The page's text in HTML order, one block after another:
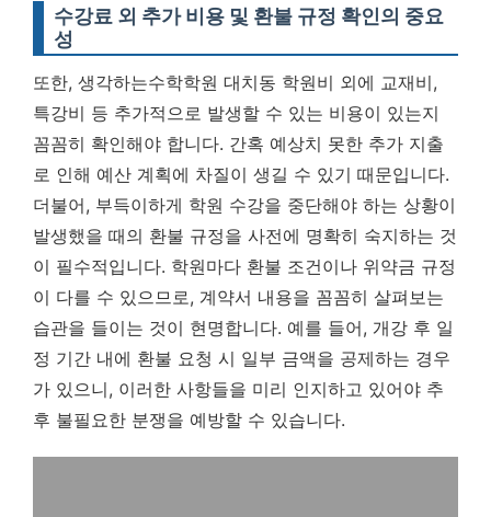
수강료 외 추가 비용 및 환불 규정 확인의 중요
성
또한, 생각하는수학학원 대치동 학원비 외에 교재비,
특강비 등 추가적으로 발생할 수 있는 비용이 있는지
꼼꼼히 확인해야 합니다. 간혹 예상치 못한 추가 지출
로 인해 예산 계획에 차질이 생길 수 있기 때문입니다.
더불어, 부득이하게 학원 수강을 중단해야 하는 상황이
발생했을 때의 환불 규정을 사전에 명확히 숙지하는 것
이 필수적입니다. 학원마다 환불 조건이나 위약금 규정
이 다를 수 있으므로, 계약서 내용을 꼼꼼히 살펴보는
습관을 들이는 것이 현명합니다. 예를 들어, 개강 후 일
정 기간 내에 환불 요청 시 일부 금액을 공제하는 경우
가 있으니, 이러한 사항들을 미리 인지하고 있어야 추
후 불필요한 분쟁을 예방할 수 있습니다.